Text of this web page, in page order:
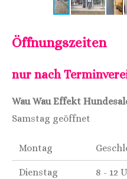
Öffnungszeiten
nur nach
Wau Wau Effekt
Samstag geöffnet
Montag
Dienstag 8 - 12